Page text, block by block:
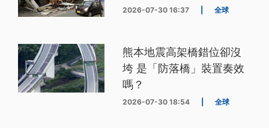
2026-07-30 16:37 全球
熊本地震高架橋錯位卻沒
垮 是「防落橋」裝置奏效
嗎？
2026-07-30 18:54 全球